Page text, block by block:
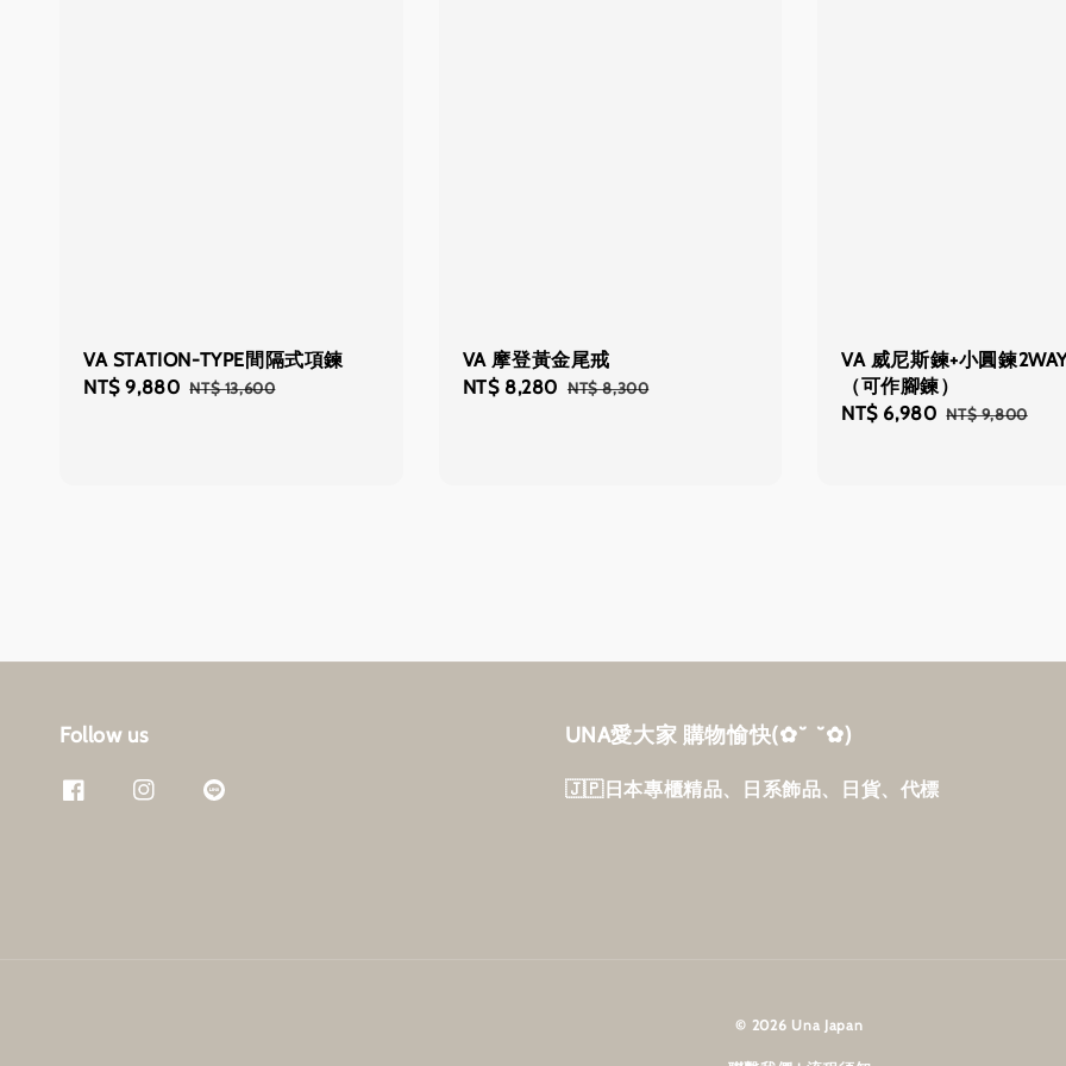
VA STATION-TYPE間隔式項鍊
Sale
NT$ 9,880 Regular
NT$ 13,600
VA 摩登黃金尾戒
Sale
NT$ 8,280 Regular
NT$ 8,300
VA 威尼斯鍊+小圓鍊
（可作腳鍊）
Sale
NT$ 6,980 Regular
NT$ 9,800
Follow us UNA愛大家 購物愉快‎(✿˘ ˘✿)
🇯🇵日本專櫃精品、日系飾品、日貨、代標
© 2026 Una Japan